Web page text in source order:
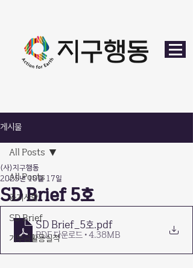
게시물
All Posts
공지사항
SD Brief
기부금활용실적
All Posts
SD Brief 5호
(사)지구행동
2025년 10월 17일
SD Brief_5호.pdf
PDF 다운로드 • 4.38MB